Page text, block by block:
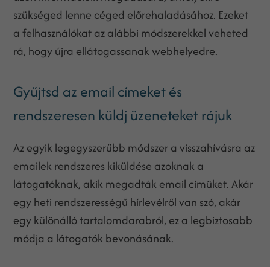
szükséged lenne céged előrehaladásához. Ezeket
a felhasználókat az alábbi módszerekkel veheted
rá, hogy újra ellátogassanak webhelyedre.
Gyűjtsd az email címeket és
rendszeresen küldj üzeneteket rájuk
Az egyik legegyszerűbb módszer a visszahívásra az
emailek rendszeres kiküldése azoknak a
látogatóknak, akik megadták email címüket. Akár
egy heti rendszerességű hírlevélről van szó, akár
egy különálló tartalomdarabról, ez a legbiztosabb
módja a látogatók bevonásának.